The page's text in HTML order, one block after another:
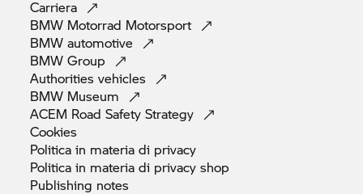
Carriera
BMW Motorrad Motorsport
BMWautomotive
BMWGroup
Authoritiesvehicles
BMW Museum
ACEM Road SafetyStrategy
Cookies
Politica in materia di privacy
Politica in materia di privacyshop
Publishing notes